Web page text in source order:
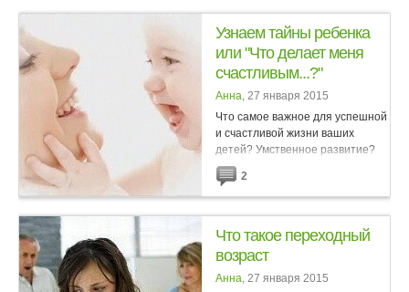
Узнаем тайны ребенка
или "Что делает меня
счастливым...?"
Анна, 27 января 2015
Что самое важное для успешной
и счастливой жизни ваших
детей? Умственное развитие?
Конечно! Физическое развитие?
Несомненно! Но в этой жизни
пригодится еще и навык,
называемый оптимизмом.
Хорошее...
2
Что такое переходный
возраст
Анна, 27 января 2015